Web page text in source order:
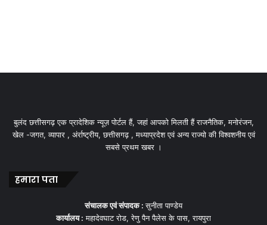
space for human rights advocates, activists, and
organizations to raise awareness, mobilize support, and
reports, opinion pieces, and social media campaigns, the
put pressure on authorities to address human rights
बुलंद छत्तीसगढ़ एक प्रादेशिक न्यूज़ पोर्टल हैं, जहां आपको मिलती हैं राजनैतिक, मनोरंजन,
खेल -जगत, व्यापार , अंर्राष्ट्रीय, छत्तीसगढ़ , मध्याप्रदेश एवं अन्य राज्यो की विश्वशनीय एवं
सबसे प्रथम खबर ।
हमारा पता
संचालक एवं संपादक :सुनीता पाण्डेय
कार्यालय : महादेवघाट रोड, रेणु पैन पैलेस के पास, रायपुरा